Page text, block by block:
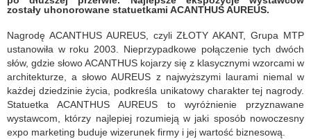
zostały uhonorowane statuetkami ACANTHUS AUREUS.
Nagrodę ACANTHUS AUREUS, czyli ZŁOTY AKANT, Grupa MTP
ustanowiła w roku 2003. Nieprzypadkowe połączenie tych dwóch
słów, gdzie słowo ACANTHUS kojarzy się z klasycznymi wzorcami w
architekturze, a słowo AUREUS z najwyższymi laurami niemal w
każdej dziedzinie życia, podkreśla unikatowy charakter tej nagrody.
Statuetka ACANTHUS AUREUS to wyróżnienie przyznawane
wystawcom, którzy najlepiej rozumieją w jaki sposób nowoczesny
expo marketing buduje wizerunek firmy i jej wartość biznesową.